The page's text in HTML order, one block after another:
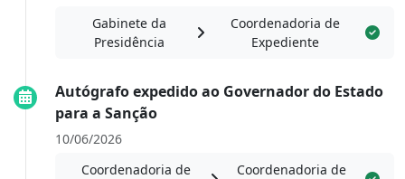
Gabinete da
Presidência
Coordenadoria de
Expediente
Autógrafo expedido ao Governador do Estado
para a Sanção
10/06/2026
Coordenadoria de
Coordenadoria de